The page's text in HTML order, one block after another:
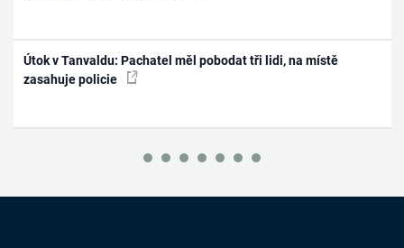
Útok v Tanvaldu: Pachatel měl pobodat tři lidi, na místě
zasahuje policie